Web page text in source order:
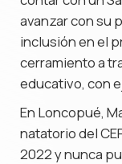
avanzar con su
inclusión en el
cerramiento a
educativo, con
En Loncopué,
natatorio del
2022 y nunca